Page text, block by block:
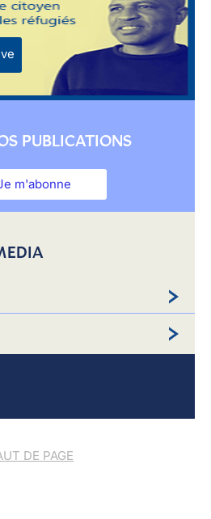
PUBLICATIONS
m'abonne
DE PAGE